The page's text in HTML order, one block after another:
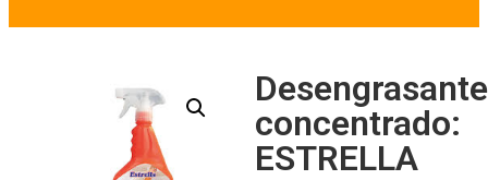
Desengrasante
concentrado:
ESTRELLA